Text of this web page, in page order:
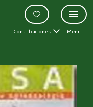
Contribuciones Menu